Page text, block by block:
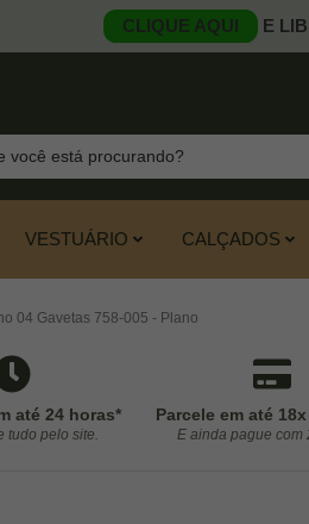
CLIQUE AQUI E
VESTUÁRIO CALÇADOS
04 Gavetas 758-005 - Plano
até 24 horas*
tudo pelo site.
Parcele em até
E ainda pague com